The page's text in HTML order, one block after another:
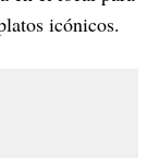
icónicos.